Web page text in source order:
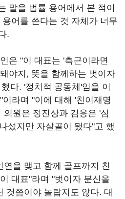
말을 법률 용어에서 본 적이
어를 쓴다는 것 자체가 너무
.
은 "이 대표는 '측근이라면
야지, 뜻을 함께하는 벗이자
다. '정치적 공동체'임을 이
라며 "이에 대해 '친이재명
의원은 정진상과 김용은 '심
섰지만 자살골이 됐다"고 했
연을 맺고 함께 골프까지 친
대표"라며 "벗이자 분신을
것쯤이야 놀랍지도 않다. 대